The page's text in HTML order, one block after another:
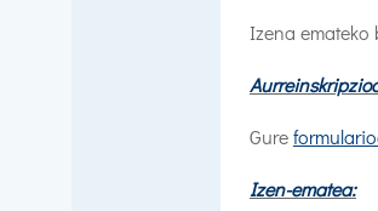
Izena
Gure
Izen-ematea: